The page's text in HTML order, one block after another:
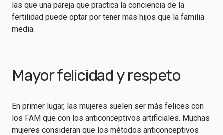
las que una pareja que practica la conciencia de la
fertilidad puede optar por tener más hijos que la familia
media.
Mayor felicidad y respeto
En primer lugar, las mujeres suelen ser más felices con
los FAM que con los anticonceptivos artificiales. Muchas
mujeres consideran que los métodos anticonceptivos